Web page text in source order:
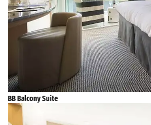
BB Balcony Suite